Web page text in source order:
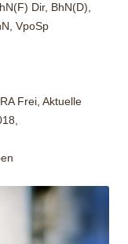
Dir, BhN(D),
VpoSp
Frei, Aktuelle